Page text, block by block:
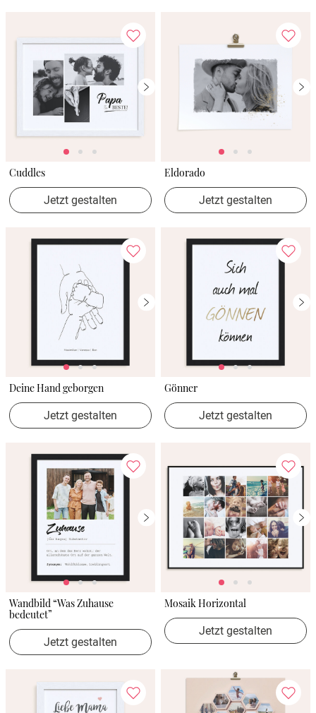
Cuddles
Jetzt gestalten
Eldorado
Jetzt gestalten
Deine Hand geborgen
Jetzt gestalten
Gönner
Jetzt gestalten
Wandbild “Was Zuhause
bedeutet”
Jetzt gestalten
Mosaik Horizontal
Jetzt gestalten